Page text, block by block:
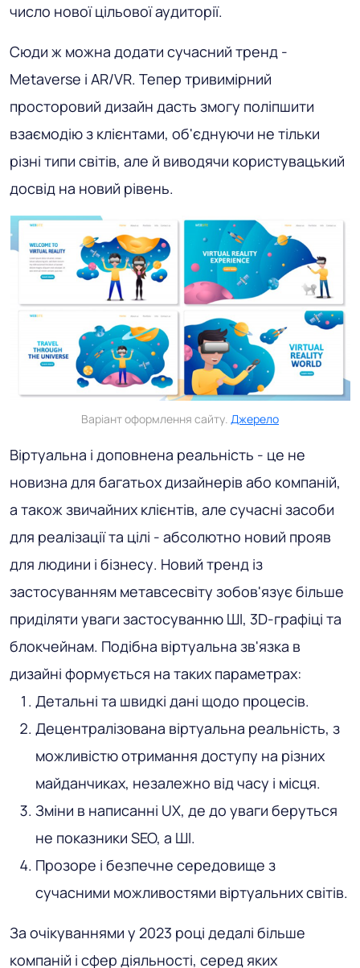
число нової цільової аудиторії.
Сюди ж можна додати сучасний тренд -
Metaverse і AR/VR. Тепер тривимірний
просторовий дизайн дасть змогу поліпшити
взаємодію з клієнтами, об'єднуючи не тільки
різні типи світів, але й виводячи користувацький
досвід на новий рівень.
Варіант оформлення сайту. Джерело
Віртуальна і доповнена реальність - це не
новизна для багатьох дизайнерів або компаній,
а також звичайних клієнтів, але сучасні засоби
для реалізації та цілі - абсолютно новий прояв
для людини і бізнесу. Новий тренд із
застосуванням метавсесвіту зобов'язує більше
приділяти уваги застосуванню ШІ, 3D-графіці та
блокчейнам. Подібна віртуальна зв'язка в
дизайні формується на таких параметрах:
Детальні та швидкі дані щодо процесів.
Децентралізована віртуальна реальність, з
можливістю отримання доступу на різних
майданчиках, незалежно від часу і місця.
Зміни в написанні UX, де до уваги беруться
не показники SEO, а ШІ.
Прозоре і безпечне середовище з
сучасними можливостями віртуальних світів.
За очікуваннями у 2023 році дедалі більше
компаній і сфер діяльності, серед яких